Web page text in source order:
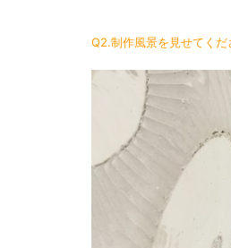
Q2.制作風景を見せてくだ